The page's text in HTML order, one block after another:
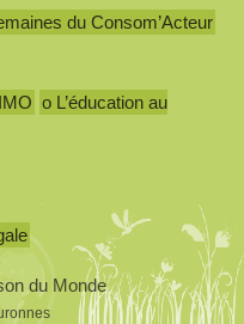
du Consom’Acteur
o L’éducation au
du Monde